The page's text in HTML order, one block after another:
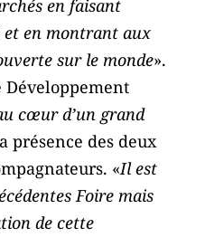
en faisant
et en montrant aux
sur le monde».
Développement
cœur d’un grand
présence des deux
«Il est
Foire mais
de cette